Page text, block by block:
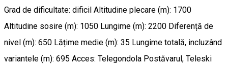
Grad de dificultate: dificil Altitudine plecare (m): 1700
Altitudine sosire (m): 1050 Lungime (m): 2200 Diferență de
nivel (m): 650 Lățime medie (m): 35 Lungime totală, incluzând
variantele (m): 695 Acces: Telegondola Postăvarul, Teleski